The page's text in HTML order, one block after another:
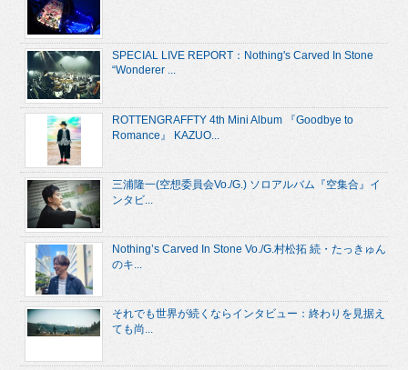
SPECIAL LIVE REPORT：Nothing's Carved In Stone
“Wonderer ...
ROTTENGRAFFTY 4th Mini Album 『Goodbye to
Romance』 KAZUO...
三浦隆一(空想委員会Vo./G.) ソロアルバム『空集合』イ
ンタビ...
Nothing’s Carved In Stone Vo./G.村松拓 続・たっきゅん
のキ...
それでも世界が続くならインタビュー：終わりを見据え
ても尚...